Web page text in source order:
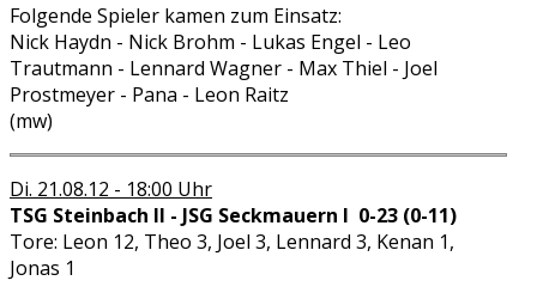
Folgende Spieler kamen zum Einsatz:
Nick Haydn - Nick Brohm - Lukas Engel - Leo
Trautmann - Lennard Wagner - Max Thiel - Joel
Prostmeyer - Pana - Leon Raitz
(mw)
Di. 21.08.12 - 18:00 Uhr
TSG Steinbach II - JSG Seckmauern I 0-23 (0-11)
Tore: Leon 12, Theo 3, Joel 3, Lennard 3, Kenan 1,
Jonas 1